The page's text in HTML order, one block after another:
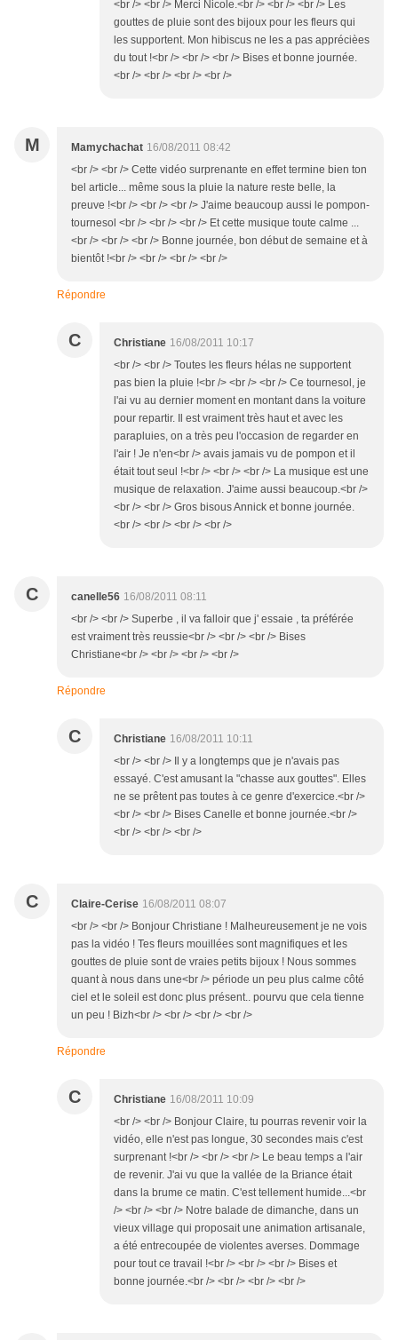
<br /> <br /> Merci Nicole.<br /> <br /> <br /> Les
gouttes de pluie sont des bijoux pour les fleurs qui
les supportent. Mon hibiscus ne les a pas apprécièes
du tout !<br /> <br /> <br /> Bises et bonne journée.
<br /> <br /> <br /> <br />
M Mamychachat 16/08/2011 08:42
<br /> <br /> Cette vidéo surprenante en effet termine bien ton
bel article... même sous la pluie la nature reste belle, la
preuve !<br /> <br /> <br /> J'aime beaucoup aussi le pompon-
tournesol <br /> <br /> <br /> Et cette musique toute calme ...
<br /> <br /> <br /> Bonne journée, bon début de semaine et à
bientôt !<br /> <br /> <br /> <br />
Répondre
C Christiane 16/08/2011 10:17
<br /> <br /> Toutes les fleurs hélas ne supportent
pas bien la pluie !<br /> <br /> <br /> Ce tournesol, je
l'ai vu au dernier moment en montant dans la voiture
pour repartir. Il est vraiment très haut et avec les
parapluies, on a très peu l'occasion de regarder en
l'air ! Je n'en<br /> avais jamais vu de pompon et il
était tout seul !<br /> <br /> <br /> La musique est une
musique de relaxation. J'aime aussi beaucoup.<br />
<br /> <br /> Gros bisous Annick et bonne journée.
<br /> <br /> <br /> <br />
C canelle56 16/08/2011 08:11
<br /> <br /> Superbe , il va falloir que j' essaie , ta préférée
est vraiment très reussie<br /> <br /> <br /> Bises
Christiane<br /> <br /> <br /> <br />
Répondre
C Christiane 16/08/2011 10:11
<br /> <br /> Il y a longtemps que je n'avais pas
essayé. C'est amusant la "chasse aux gouttes". Elles
ne se prêtent pas toutes à ce genre d'exercice.<br />
<br /> <br /> Bises Canelle et bonne journée.<br />
<br /> <br /> <br />
C Claire-Cerise 16/08/2011 08:07
<br /> <br /> Bonjour Christiane ! Malheureusement je ne vois
pas la vidéo ! Tes fleurs mouillées sont magnifiques et les
gouttes de pluie sont de vraies petits bijoux ! Nous sommes
quant à nous dans une<br /> période un peu plus calme côté
ciel et le soleil est donc plus présent.. pourvu que cela tienne
un peu ! Bizh<br /> <br /> <br /> <br />
Répondre
C Christiane 16/08/2011 10:09
<br /> <br /> Bonjour Claire, tu pourras revenir voir la
vidéo, elle n'est pas longue, 30 secondes mais c'est
surprenant !<br /> <br /> <br /> Le beau temps a l'air
de revenir. J'ai vu que la vallée de la Briance était
dans la brume ce matin. C'est tellement humide...<br
/> <br /> <br /> Notre balade de dimanche, dans un
vieux village qui proposait une animation artisanale,
a été entrecoupée de violentes averses. Dommage
pour tout ce travail !<br /> <br /> <br /> Bises et
bonne journée.<br /> <br /> <br /> <br />